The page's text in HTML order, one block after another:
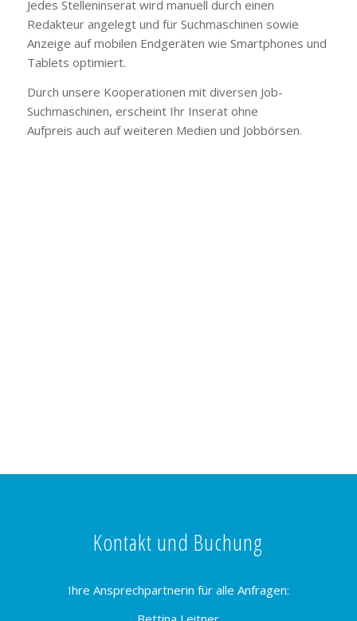
Jedes Stelleninserat wird manuell durch einen
Redakteur angelegt und für Suchmaschinen sowie
Anzeige auf mobilen Endgeräten wie Smartphones und
Tablets optimiert.
Durch unsere Kooperationen mit diversen Job-
Suchmaschinen, erscheint Ihr Inserat ohne
Aufpreis auch auf weiteren Medien und Jobbörsen.
Kontakt und Buchung
Ihre Ansprechpartnerin für alle Anfragen: